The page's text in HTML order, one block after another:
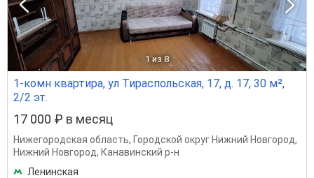
1 из 8
1-комн квартира, ул Тираспольская, 17, д. 17, 30 м²,
2/2 эт.
17 000 ₽ в месяц
Нижегородская область, Городской округ Нижний Новгород,
Нижний Новгород, Канавинский р-н
Ленинская